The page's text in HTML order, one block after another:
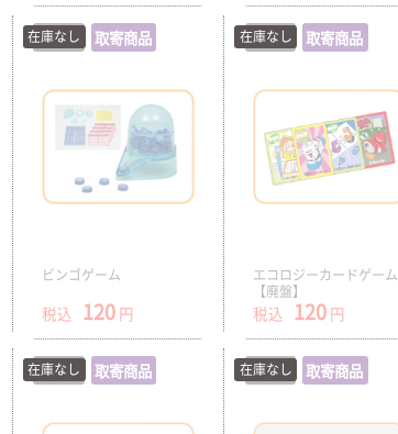
在庫切 取寄商品
ビンゴゲーム
税込 120 円
在庫なし 在庫切 取寄商品
エコロジーカードゲーム
【廃盤】
税込 120 円
在庫なし
在庫切 取寄商品
在庫なし 在庫切 取寄商品
在庫なし